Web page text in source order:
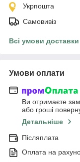
Укрпошта
Самовивіз
Всі умови доставки
Умови оплати
Ви отримаєте
або гроші
Детальніше
Післяплата
Оплата на